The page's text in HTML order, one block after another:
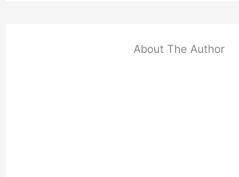
About The Author